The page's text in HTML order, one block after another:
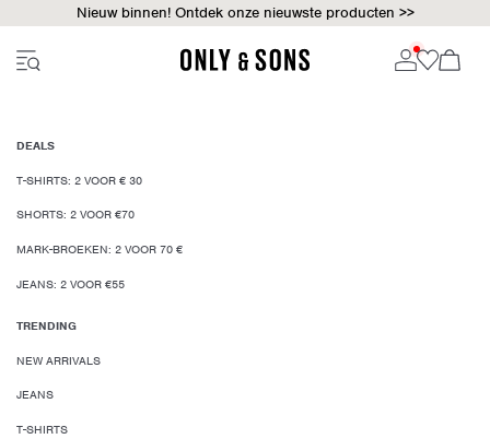
Nieuw binnen! Ontdek onze nieuwste producten >>
DEALS
T-SHIRTS: 2 VOOR € 30
SHORTS: 2 VOOR €70
MARK-BROEKEN: 2 VOOR 70 €
JEANS: 2 VOOR €55
TRENDING
NEW ARRIVALS
JEANS
T-SHIRTS